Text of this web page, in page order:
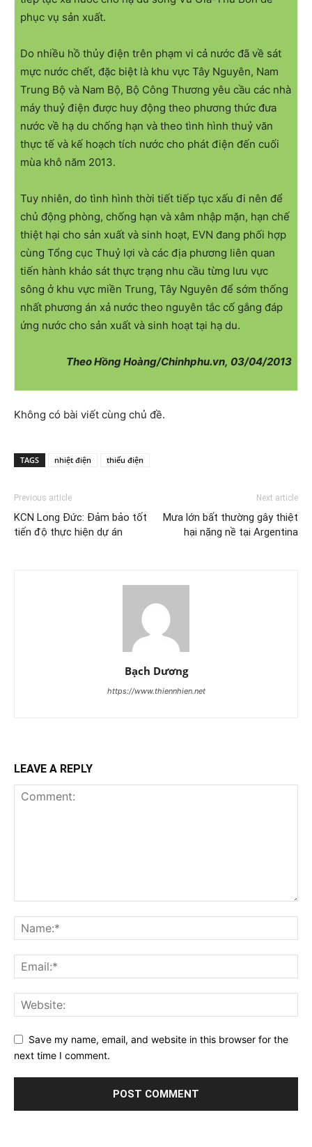
phục vụ sản xuất.
Do nhiều hồ thủy điện trên phạm vi cả nước đã về sát
mực nước chết, đặc biệt là khu vực Tây Nguyên, Nam
Trung Bộ và Nam Bộ, Bộ Công Thương yêu cầu các nhà
máy thuỷ điện được huy động theo phương thức đưa
nước về hạ du chống hạn và theo tình hình thuỷ văn
thực tế và kế hoạch tích nước cho phát điện đến cuối
mùa khô năm 2013.
Tuy nhiên, do tình hình thời tiết tiếp tục xấu đi nên để
chủ động phòng, chống hạn và xâm nhập mặn, hạn chế
thiệt hại cho sản xuất và sinh hoạt, EVN đang phối hợp
cùng Tổng cục Thuỷ lợi và các địa phương liên quan
tiến hành khảo sát thực trạng nhu cầu từng lưu vực
sông ở khu vực miền Trung, Tây Nguyên để sớm thống
nhất phương án xả nước theo nguyên tắc cố gắng đáp
ứng nước cho sản xuất và sinh hoạt tại hạ du.
Theo Hồng Hoàng/Chinhphu.vn, 03/04/2013
Không có bài viết cùng chủ đề.
TAGS nhiệt điện thiếu điện
Previous article
KCN Long Đức: Đảm bảo tốt
tiến độ thực hiện dự án
Next article
Mưa lớn bất thường gây thiệt
hại nặng nề tại Argentina
Bạch Dương
https://www.thiennhien.net
LEAVE A REPLY
Save my name, email, and website in this browser for the
next time I comment.